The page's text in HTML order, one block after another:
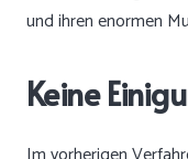
und ihren enormen
Keine